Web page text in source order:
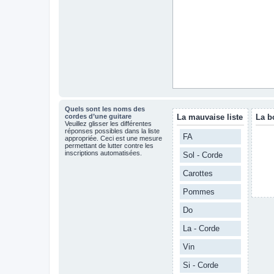
Quels sont les noms des
cordes d’une guitare
Veuillez glisser les différentes
réponses possibles dans la liste
appropriée. Ceci est une mesure
permettant de lutter contre les
inscriptions automatisées.
La mauvaise liste
FA
Sol - Corde
Carottes
Pommes
Do
La - Corde
Vin
Si - Corde
La